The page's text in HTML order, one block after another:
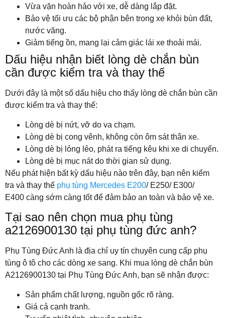
Vừa vặn hoàn hảo với xe, dễ dàng lắp đặt.
Bảo vệ tối ưu các bộ phận bên trong xe khỏi bùn đất,
nước văng.
Giảm tiếng ồn, mang lại cảm giác lái xe thoải mái.
Dấu hiệu nhận biết lòng dè chắn bùn
cần được kiểm tra và thay thế
Dưới đây là một số dấu hiệu cho thấy lòng dè chắn bùn cần
được kiểm tra và thay thế:
Lòng dè bị nứt, vỡ do va chạm.
Lòng dè bị cong vênh, không còn ôm sát thân xe.
Lòng dè bị lỏng lẻo, phát ra tiếng kêu khi xe di chuyển.
Lòng dè bị mục nát do thời gian sử dụng.
Nếu phát hiện bất kỳ dấu hiệu nào trên đây, bạn nên kiểm
tra và thay thế phụ tùng Mercedes E200/ E250/ E300/
E400 càng sớm càng tốt để đảm bảo an toàn và bảo vệ xe.
Tại sao nên chọn mua phụ tùng
a2126900130 tại phụ tùng đức anh?
Phụ Tùng Đức Anh là địa chỉ uy tín chuyên cung cấp phụ
tùng ô tô cho các dòng xe sang. Khi mua lòng dè chắn bùn
A2126900130 tại Phụ Tùng Đức Anh, bạn sẽ nhận được:
Sản phẩm chất lượng, nguồn gốc rõ ràng.
Giá cả cạnh tranh.